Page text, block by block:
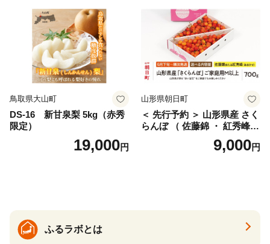
産 農家直送 期間限定 特産品
サイズミックス くらもとフ
ァーム 愛南町 愛媛県
鳥取県大山町
DS-16 新甘泉梨 5kg（赤秀
限定）
19,000円
山形県朝日町
＜ 先行予約 ＞ 山形県産 さく
らんぼ （ 佐藤錦 ・ 紅秀峰
） ご家庭用 M以上 700g 【20
26年6月下旬から7月上旬発
9,000円
ふるラボとは